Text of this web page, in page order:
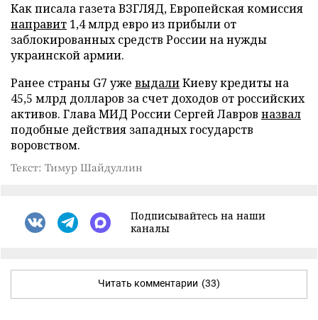
Как писала газета ВЗГЛЯД, Европейская комиссия
направит 1,4 млрд евро из прибыли от
заблокированных средств России на нужды
украинской армии.
Ранее страны G7 уже выдалиКиеву кредиты на
45,5 млрд долларов за счет доходов от российских
активов. Глава МИД России Сергей Лавров назвал
подобные действия западных государств
воровством.
Текст: Тимур Шайдуллин
Подписывайтесь на наши
каналы
Читать комментарии (33)